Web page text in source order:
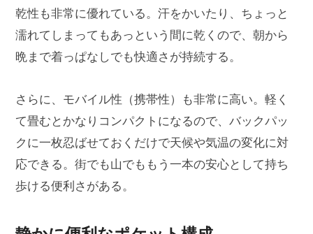
乾性も非常に優れている。汗をかいたり、ちょっと
濡れてしまってもあっという間に乾くので、朝から
晩まで着っぱなしでも快適さが持続する。
さらに、モバイル性（携帯性）も非常に高い。軽く
て畳むとかなりコンパクトになるので、バックパッ
クに一枚忍ばせておくだけで天候や気温の変化に対
応できる。街でも山でももう一本の安心として持ち
歩ける便利さがある。